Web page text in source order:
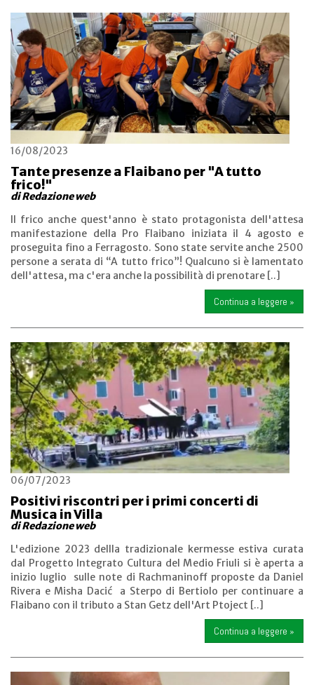
16/08/2023
Tante presenze a Flaibano per "A tutto
frico!"
di Redazione web
Il frico anche quest'anno è stato protagonista dell'attesa
manifestazione della Pro Flaibano iniziata il 4 agosto e
proseguita fino a Ferragosto. Sono state servite anche 2500
persone a serata di “A tutto frico”! Qualcuno si è lamentato
dell'attesa, ma c'era anche la possibilità di prenotare [..]
Continua a leggere »
06/07/2023
Positivi riscontri per i primi concerti di
Musica in Villa
di Redazione web
L'edizione 2023 dellla tradizionale kermesse estiva curata
dal Progetto Integrato Cultura del Medio Friuli si è aperta a
inizio luglio sulle note di Rachmaninoff proposte da Daniel
Rivera e Misha Dacić a Sterpo di Bertiolo per continuare a
Flaibano con il tributo a Stan Getz dell'Art Ptoject [..]
Continua a leggere »